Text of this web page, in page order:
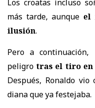
Los croatas incluso
más tarde, aunque el
ilusión.
Pero a
peligrotras el tiro en
Después, Ronaldo
diana que ya festejaba.